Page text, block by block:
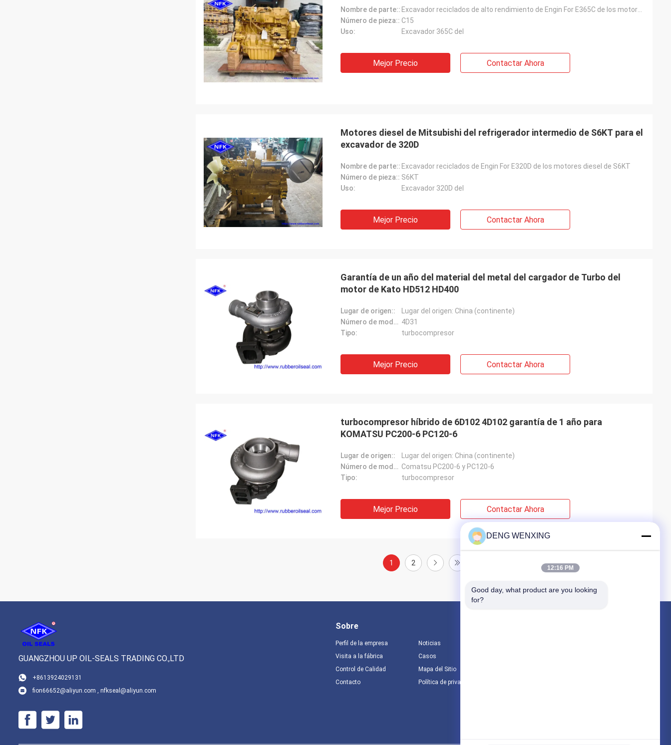
Nombre de parte::
Número de pieza:: C15
Uso:
Excavador 365C del
Mejor Precio Contactar Ahora
Motores diesel de Mitsubishi del refrigerador intermedio de S6KT para el
excavador de 320D
Nombre de parte:: Excavador reciclados de Engin For E320D de los motores diesel de S6KT
Número de pieza:: S6KT
Uso:
Excavador 320D del
Mejor Precio Contactar Ahora
Garantía de un año del material del metal del cargador de Turbo del
motor de Kato HD512 HD400
Lugar de origen::
Lugar del origen: China (continente)
Número de modelo: 4D31
Tipo:
turbocompresor
Mejor Precio Contactar Ahora
turbocompresor híbrido de 6D102 4D102 garantía de 1 año para
KOMATSU PC200-6 PC120-6
Lugar de origen::
Lugar del origen: China (continente)
Número de modelo: Comatsu PC200-6 y PC120-6
Tipo:
turbocompresor
Mejor Precio Contactar Ahora
1 2
GUANGZHOU UP OIL-SEALS TRADING CO.,LTD
+8613924029131
fion66652@aliyun.com , nfkseal@aliyun.com
Sobre
Perfil de la empresa
Visita a la fábrica
Control de Calidad
Contacto
Noticias
Casos
Mapa del Sitio
Política de privacidad
DENG WENXING
12:16 PM
Good day, what product are you looking
for?